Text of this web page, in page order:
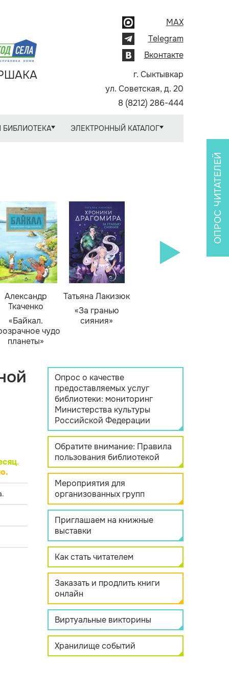
MAX
Telegram
Вконтакте
г. Сыктывкар
ул. Советская, д. 20
8 (8212) 286-444
БИБЛИОТЕКА ЭЛЕКТРОННЫЙ КАТАЛОГ
Александр
Ткаченко
«Байкал.
чудо
планеты»
Татьяна Лакизюк
«За гранью
сияния»
.
ОПРОС ЧИТАТЕЛЕЙ
Опрос о качестве
предоставляемых услуг
библиотеки: мониторинг
Министерства культуры
Российской Федерации
Обратите внимание: Правила
пользования библиотекой
Мероприятия для
организованных групп
Приглашаем на книжные
выставки
Как стать читателем
Заказать и продлить книги
онлайн
Виртуальные викторины
Хранилище событий